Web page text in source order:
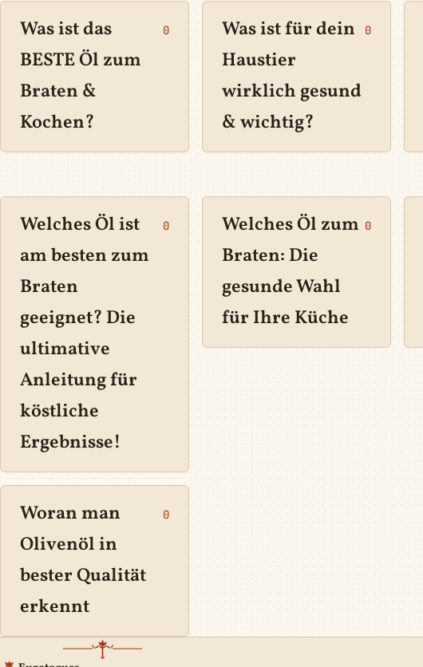
Was ist das
BESTE Öl zum
Braten &
Kochen?
0
Was ist für dein
Haustier
wirklich gesund
& wichtig?
0
Welches Öl ist
am besten zum
Braten
geeignet? Die
ultimative
Anleitung für
köstliche
Ergebnisse!
0
Welches Öl zum
Braten: Die
gesunde Wahl
für Ihre Küche
0
Woran man
Olivenöl in
bester Qualität
erkennt
0